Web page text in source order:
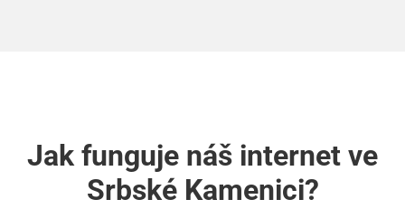
Jak funguje náš internet ve
Srbské Kamenici?